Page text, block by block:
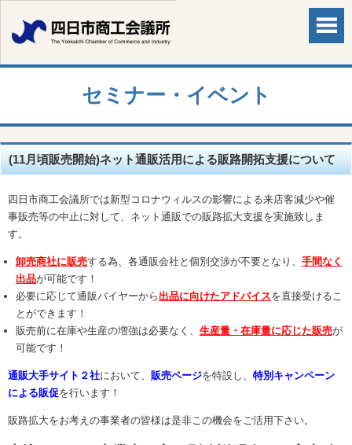
セミナー・イベント
(11月頃販売開始)ネット通販活用による販路開拓支援について
四日市商工会議所では新型コロナウィルスの影響による来店客減少や催
事販売等の中止に対して、ネット通販での販路拡大支援を実施致しま
す。
卸売商社に販売する為、各通販会社と個別交渉が不要となり、 手間なく
出品が可能です！
必要に応じて通販バイヤーから出品に向けたアドバイスを直接受けるこ
とができます！
販売前に在庫や生産の増強は必要なく、 生産量・在庫量に応じた販売が
可能です！
通販大手サイト２社において、 販売ページを特設し、 特別キャンペーン
による販促を行います！
販路拡大をお考えの事業者の皆様は是非この機会をご活用下さい。